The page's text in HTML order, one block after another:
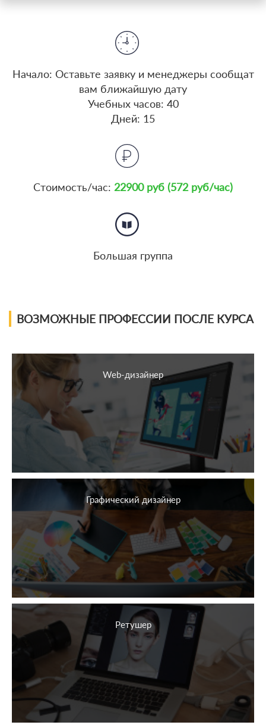
Начало: Оставьте заявку и менеджеры сообщат
вам ближайшую дату
Учебных часов: 40
Дней: 15
Стоимость/час: 22900 руб (572 руб/час)
Большая группа
ВОЗМОЖНЫЕ ПРОФЕССИИ ПОСЛЕ КУРСА
Web-дизайнер
Графический дизайнер
Ретушер